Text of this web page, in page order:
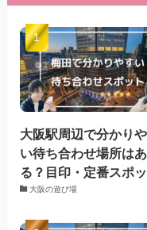
大阪駅周辺で分かり
い待ち合わせ場所はあ
る？目印・定番スポ
大阪の遊び場